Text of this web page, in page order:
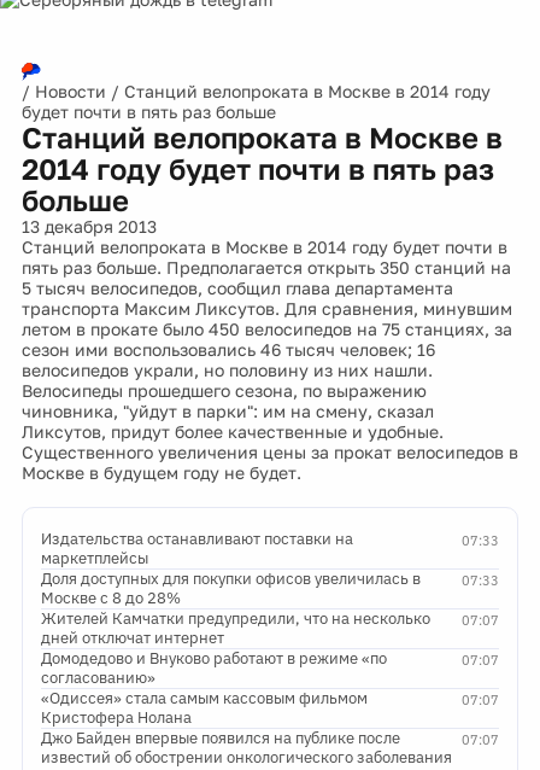
/ Новости / Станций велопроката в Москве в 2014 году
будет почти в пять раз больше
Станций велопроката в Москве в
2014 году будет почти в пять раз
больше
13 декабря 2013
Станций велопроката в Москве в 2014 году будет почти в
пять раз больше. Предполагается открыть 350 станций на
5 тысяч велосипедов, сообщил глава департамента
транспорта Максим Ликсутов. Для сравнения, минувшим
летом в прокате было 450 велосипедов на 75 станциях, за
сезон ими воспользовались 46 тысяч человек; 16
велосипедов украли, но половину из них нашли.
Велосипеды прошедшего сезона, по выражению
чиновника, "уйдут в парки": им на смену, сказал
Ликсутов, придут более качественные и удобные.
Существенного увеличения цены за прокат велосипедов в
Москве в будущем году не будет.
07:33
Издательства останавливают поставки на
маркетплейсы
07:33
Доля доступных для покупки офисов увеличилась в
Москве с 8 до 28%
07:07
Жителей Камчатки предупредили, что на несколько
дней отключат интернет
07:07
Домодедово и Внуково работают в режиме «по
согласованию»
07:07
«Одиссея» стала самым кассовым фильмом
Кристофера Нолана
07:07
Джо Байден впервые появился на публике после
известий об обострении онкологического заболевания